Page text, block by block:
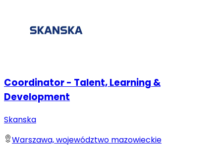
Coordinator - Talent, Learning &
Development
Skanska
Warszawa, województwo mazowieckie